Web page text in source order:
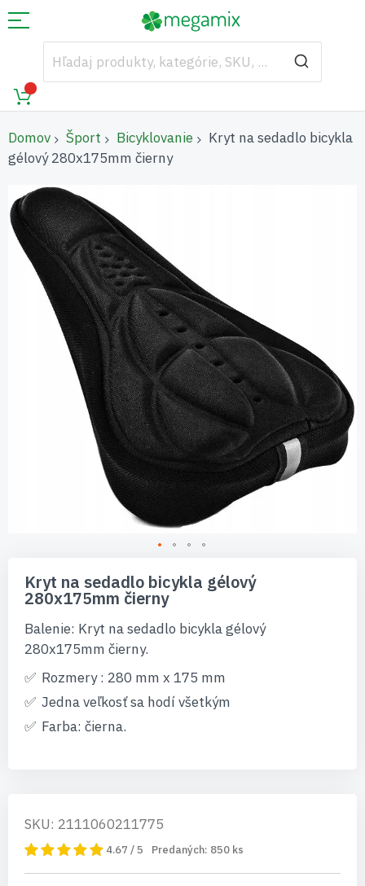
Domov Šport Bicyklovanie
Kryt na sedadlo bicykla
gélový 280x175mm čierny
Preskočiť
na
koniec
galérie
obrázkov
začiatok
galérie
Kryt na sedadlo bicykla gélový
280x175mm čierny
Balenie: Kryt na sedadlo bicykla gélový
280x175mm čierny.
Rozmery : 280 mm x 175 mm
Jedna veľkosť sa hodí všetkým
Farba: čierna.
SKU: 2111060211775
4.67 / 5 Predaných: 850 ks